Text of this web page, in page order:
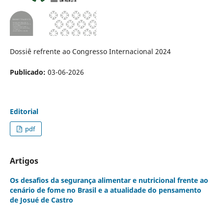
Dossiê refrente ao Congresso Internacional 2024
Publicado: 03-06-2026
Editorial
pdf
Artigos
Os desafios da segurança alimentar e nutricional frente ao
cenário de fome no Brasil e a atualidade do pensamento
de Josué de Castro